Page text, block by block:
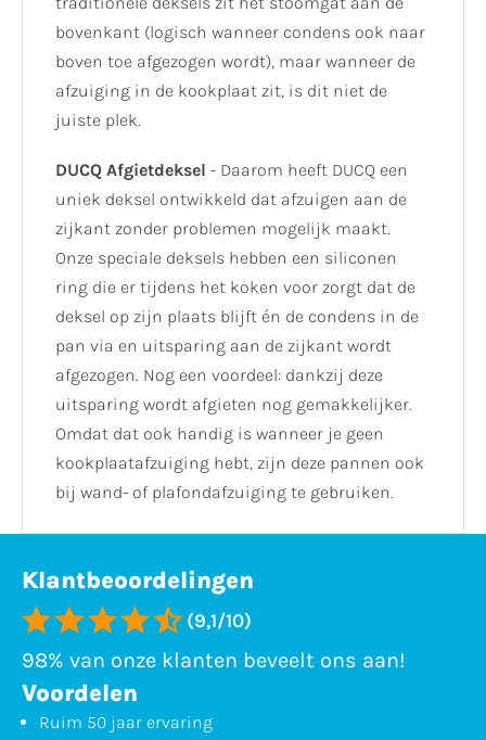
bovenkant (logisch wanneer condens ook naar
boven toe afgezogen wordt), maar wanneer de
afzuiging in de kookplaat zit, is dit niet de
juiste plek.
DUCQ Afgietdeksel - Daarom heeft DUCQ een
uniek deksel ontwikkeld dat afzuigen aan de
zijkant zonder problemen mogelijk maakt.
Onze speciale deksels hebben een siliconen
ring die er tijdens het koken voor zorgt dat de
deksel op zijn plaats blijft én de condens in de
pan via en uitsparing aan de zijkant wordt
afgezogen. Nog een voordeel: dankzij deze
uitsparing wordt afgieten nog gemakkelijker.
Omdat dat ook handig is wanneer je geen
kookplaatafzuiging hebt, zijn deze pannen ook
bij wand- of plafondafzuiging te gebruiken.
Klantbeoordelingen
(9,1/10)
98% van onze klanten beveelt ons aan!
Voordelen
Ruim 50 jaar ervaring